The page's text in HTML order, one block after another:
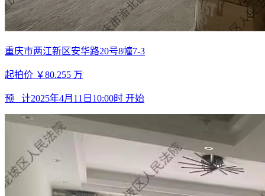
重庆市两江新区安华路20号8幢7-3
起拍价 ￥80.255 万
预 计2025年4月11日10:00时 开始